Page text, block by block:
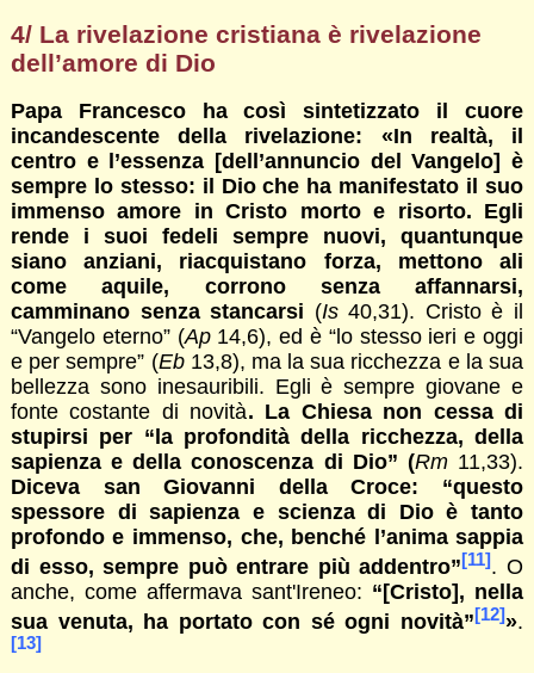
4/ La rivelazione cristiana è rivelazione
dell’amore di Dio
Papa Francesco ha così sintetizzato il cuore
incandescente della rivelazione: «In realtà, il
centro e l’essenza [dell’annuncio del Vangelo] è
sempre lo stesso: il Dio che ha manifestato il suo
immenso amore in Cristo morto e risorto. Egli
rende i suoi fedeli sempre nuovi, quantunque
siano anziani, riacquistano forza, mettono ali
come aquile, corrono senza affannarsi,
camminano senza stancarsi (Is40,31). Cristo è il
“Vangelo eterno” (Ap14,6), ed è “lo stesso ieri e oggi
e per sempre” (Eb13,8), ma la sua ricchezza e la sua
bellezza sono inesauribili. Egli è sempre giovane e
fonte costante di novità. La Chiesa non cessa di
stupirsi per “la profondità della ricchezza, della
sapienza e della conoscenza di Dio” (Rm11,33).
Diceva san Giovanni della Croce: “questo
spessore di sapienza e scienza di Dio è tanto
profondo e immenso, che, benché l’anima sappia
di esso, sempre può entrare più addentro”[11]. O
anche, come affermava sant'Ireneo: “[Cristo], nella
sua venuta, ha portato con sé ogni novità”[12]».
[13]